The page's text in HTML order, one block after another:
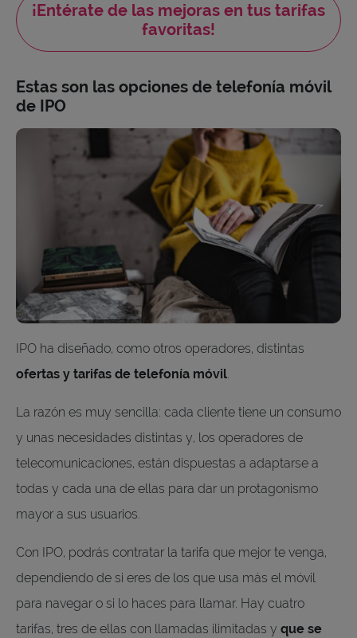
¡Entérate de las mejoras en tus tarifas
favoritas!
Estas son las opciones de telefonía móvil
de IPO
IPO ha diseñado, como otros operadores, distintas
ofertas y tarifas de telefonía móvil.
La razón es muy sencilla: cada cliente tiene un consumo
y unas necesidades distintas y, los operadores de
telecomunicaciones, están dispuestas a adaptarse a
todas y cada una de ellas para dar un protagonismo
mayor a sus usuarios.
Con IPO, podrás contratar la tarifa que mejor te venga,
dependiendo de si eres de los que usa más el móvil
para navegar o si lo haces para llamar. Hay cuatro
tarifas, tres de ellas con llamadas ilimitadas y que se